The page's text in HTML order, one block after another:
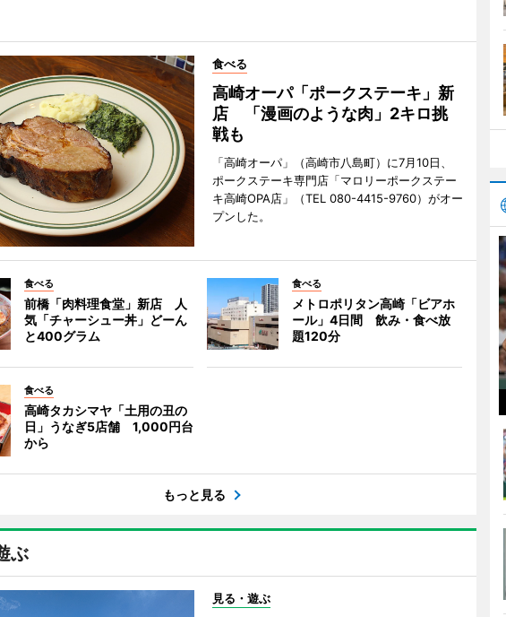
食べる
高崎オーパ「ポークステーキ」新
店 「漫画のような肉」2キロ挑
戦も
「高崎オーパ」（高崎市八島町）に7月10日、
ポークステーキ専門店「マロリーポークステー
キ高崎OPA店」（TEL 080-4415-9760）がオー
プンした。
食べる
前橋「肉料理食堂」新店 人
気「チャーシュー丼」どーん
と400グラム
食べる
メトロポリタン高崎「ビアホ
ール」4日間 飲み・食べ放
題120分
食べる
高崎タカシマヤ「土用の丑の
日」うなぎ5店舗 1,000円台
から
もっと見る
ぶ
見る・遊ぶ